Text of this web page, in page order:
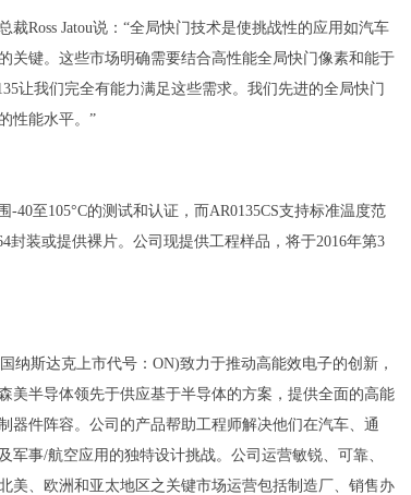
Ross Jatou说：“全局快门技术是使挑战性的应用如汽车
关键。这些市场明确需要结合高性能全局快门像素和能于
让我们完全有能力满足这些需求。我们先进的全局快门
性能水平。”
-40至105°C的测试和认证，而AR0135CS支持标准温度范
封装或提供裸片。公司现提供工程样品，将于2016年第3
纳斯达克上市代号：ON)致力于推动高能效电子的创新，
美半导体领先于供应基于半导体的方案，提供全面的高能
器件阵容。公司的产品帮助工程师解决他们在汽车、通
军事/航空应用的独特设计挑战。公司运营敏锐、可靠、
美、欧洲和亚太地区之关键市场运营包括制造厂、销售办